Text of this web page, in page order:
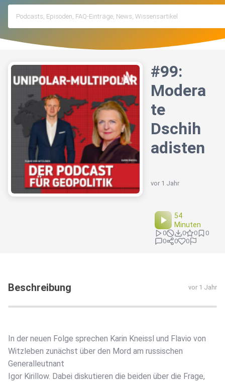
#99:
Modera
te
Dschih
adisten
vor 1 Jahr
54
Minuten
0 0 0
0
0
0 0
Beschreibung vor 1 Jahr
In der neuen Folge sprechen Karin Kneissl und Flavio von
Witzleben zunächst über den Mord am russischen
Generalleutnant
Igor Kirillow. Dabei diskutieren die beiden über die Frage,